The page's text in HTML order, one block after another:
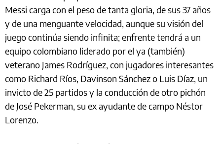
Messi carga con el peso de tanta gloria, de sus 37 años
y de una menguante velocidad, aunque su visión del
juego continúa siendo infinita; enfrente tendrá a un
equipo colombiano liderado por el ya (también)
veterano James Rodríguez, con jugadores interesantes
como Richard Ríos, Davinson Sánchez o Luis Díaz, un
invicto de 25 partidos y la conducción de otro pichón
de José Pekerman, su ex ayudante de campo Néstor
Lorenzo.